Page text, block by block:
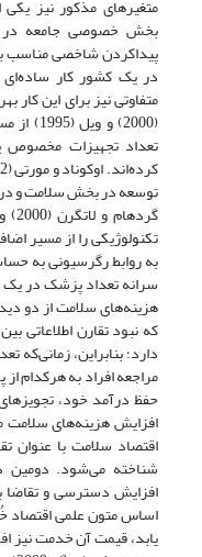
متغیرهای مذکور نیز
بخش خصوصی جامعه در
پیداکردن شاخصی مناسب
در یک کشور کار
متفاوتی نیز برای این کار
(2000)
تعداد تجهیزات مخصوص
توسعه در بخش سلامت و
تکنولوژیکی را از مسیر
به روابط رگرسیونی به
سرانه تعداد پزشک در
هزینه‌های سلامت از دو
که نبود تقارن اطلاعاتی
دارد؛ بنابراین،
مراجعه افراد به هرکدام
حفظ درآمد خود،
افزایش هزینه‌های
اقتصاد سلامت با عنوان
شناخته می‌شود. دومین
افزایش دسترسی و
اساس متون علمی اقتصاد
یابد، قیمت آن خدمت نیز